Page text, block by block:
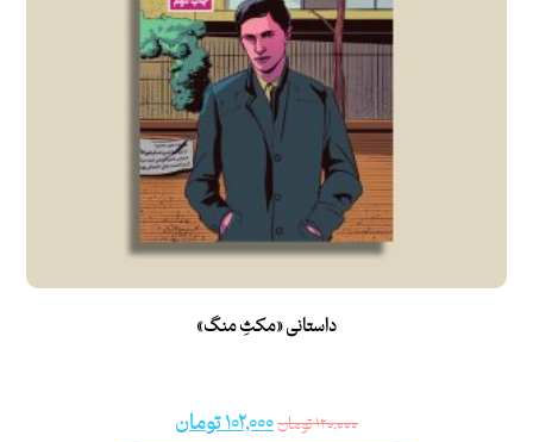
داستانی «مکثِ منگ»
۱۲۰,۰۰۰تومان۱۰۲,۰۰۰تومان